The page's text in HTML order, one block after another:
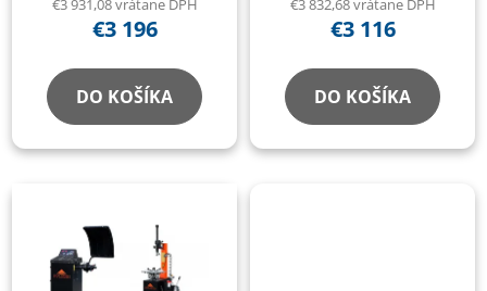
€3 931,08 vrátane DPH
€3 196
DO KOŠÍKA
€3 832,68 vrátane DPH
€3 116
DO KOŠÍKA